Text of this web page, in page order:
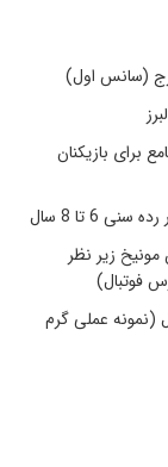
(سانس اول)
برای بازیکنان
6 تا 8 سال
مونیخ زیر نظر
فوتبال)
(نمونه عملی گرم